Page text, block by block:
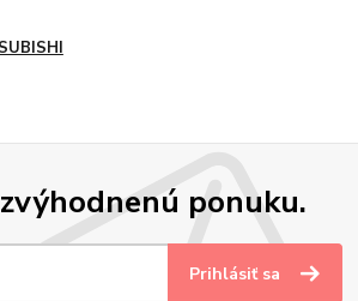
ponuku.
Prihlásiť sa